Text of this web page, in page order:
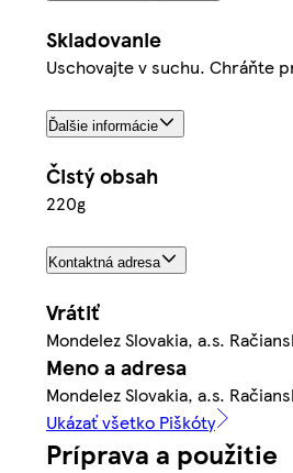
Skladovanie
Uschovajte v suchu. Chráňte
Ďalšie informácie
Čistý obsah
220g
Kontaktná adresa
Vrátiť
Mondelez Slovakia, a.s.
Meno a adresa
Mondelez Slovakia, a.s.
Ukázať všetko Piškóty
Príprava a použitie